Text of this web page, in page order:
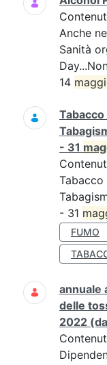
Anche
Sanità
14
- 31
Tabacco
- 31
FUMO
annuale
delle
2022